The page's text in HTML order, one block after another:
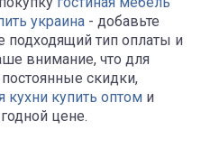
украина - добавьте
подходящий тип оплаты и
внимание, что для
скидки,
кухни купить оптом и
цене.